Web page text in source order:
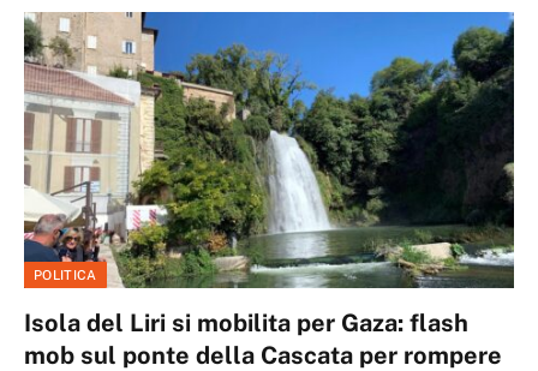
POLITICA
Isola del Liri si mobilita per Gaza: flash
mob sul ponte della Cascata per rompere